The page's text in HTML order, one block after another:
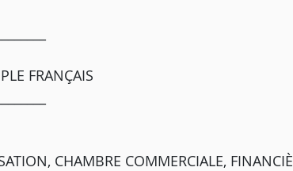
FRANÇAIS
CHAMBRE COMMERCIALE,